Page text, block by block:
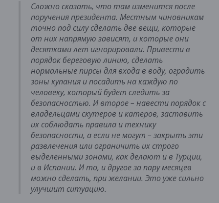
Сложно сказать, что там изменится после
поручения президента. Местным чиновникам
точно под силу сделать две вещи, которые
от них напрямую зависят, и которые они
десятками лет игнорировали. Привести в
порядок береговую линию, сделать
нормальные пирсы для входа в воду, оградить
зоны купания и посадить на каждую по
человеку, который будет следить за
безопасностью. И второе – навести порядок с
владельцами скутеров и катеров, заставить
их соблюдать правила и технику
безопасности, а если не могут – закрыть эти
развлечения или ограничить их строго
выделенными зонами, как делают и в Турции,
и в Испании. И то, и другое за пару месяцев
можно сделать, при желании. Это уже сильно
улучшит ситуацию.